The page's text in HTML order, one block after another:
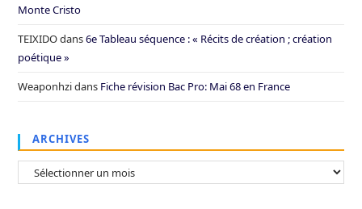
Monte Cristo
TEIXIDOdans6e Tableau séquence : « Récits de création ; création
poétique »
Weaponhzidans Fiche révision Bac Pro: Mai 68 en France
ARCHIVES
Archives